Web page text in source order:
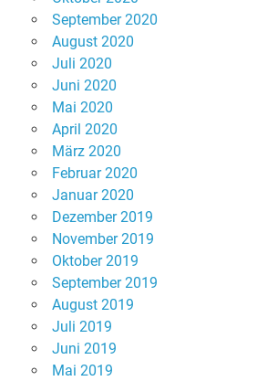
September 2020
August 2020
Juli 2020
Juni 2020
Mai 2020
April 2020
März 2020
Februar 2020
Januar 2020
Dezember 2019
November 2019
Oktober 2019
September 2019
August 2019
Juli 2019
Juni 2019
Mai 2019